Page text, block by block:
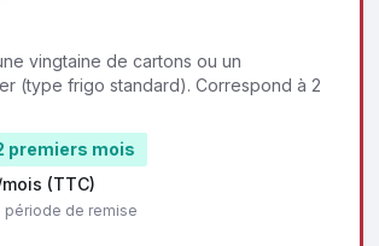
vingtaine de cartons ou un
(type frigo standard). Correspond à 2
premiers mois
(TTC)
période de remise